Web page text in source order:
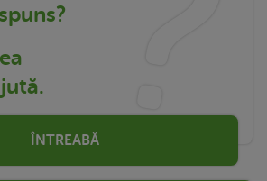
ÎNTREABĂ